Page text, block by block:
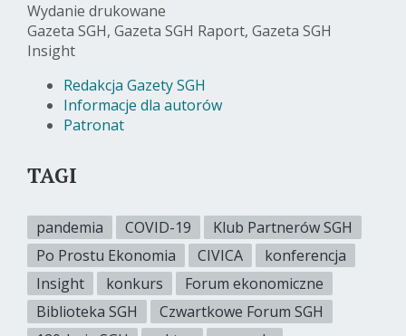
Wydanie drukowane
Gazeta SGH, Gazeta SGH Raport, Gazeta SGH
Insight
Redakcja Gazety SGH
Informacje dla autorów
Patronat
TAGI
pandemia COVID-19
Klub Partnerów SGH
Po Prostu Ekonomia
CIVICA
konferencja
Insight
konkurs
Forum ekonomiczne
Biblioteka SGH
Czwartkowe Forum SGH